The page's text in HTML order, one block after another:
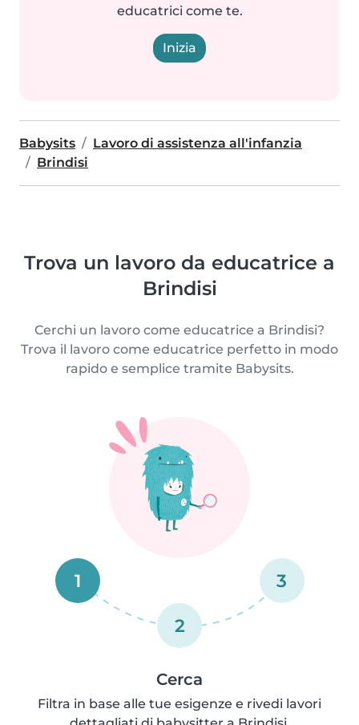
educatrici come te.
Inizia
Babysits
Lavoro di assistenza all'infanzia
Brindisi
Trova un lavoro da educatrice a
Brindisi
Cerchi un lavoro come educatrice a Brindisi?
Trova il lavoro come educatrice perfetto in modo
rapido e semplice tramite Babysits.
1
2
3
Cerca
Filtra in base alle tue esigenze e rivedi lavori